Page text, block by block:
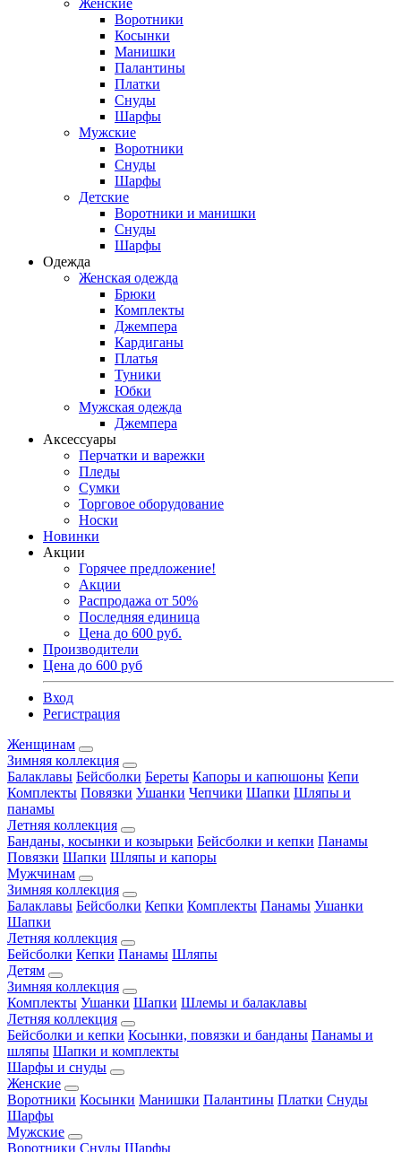
Женские
Воротники
Косынки
Манишки
Палантины
Платки
Снуды
Шарфы
Мужские
Воротники
Снуды
Шарфы
Детские
Воротники и манишки
Снуды
Шарфы
Одежда
Женская одежда
Брюки
Комплекты
Джемпера
Кардиганы
Платья
Туники
Юбки
Мужская одежда
Джемпера
Аксессуары
Перчатки и варежки
Пледы
Сумки
Торговое оборудование
Носки
Новинки
Акции
Горячее предложение!
Акции
Распродажа от 50%
Последняя единица
Цена до 600 руб.
Производители
Цена до 600 руб
Вход
Регистрация
Женщинам
Зимняя коллекция
Балаклавы Бейсболки Береты Капоры и капюшоны Кепи
Комплекты Повязки Ушанки Чепчики Шапки Шляпы и
панамы
Летняя коллекция
Банданы, косынки и козырьки Бейсболки и кепки Панамы
Повязки Шапки Шляпы и капоры
Мужчинам
Зимняя коллекция
Балаклавы Бейсболки Кепки Комплекты Панамы Ушанки
Шапки
Летняя коллекция
Бейсболки Кепки Панамы Шляпы
Детям
Зимняя коллекция
Комплекты Ушанки Шапки Шлемы и балаклавы
Летняя коллекция
Бейсболки и кепки Косынки, повязки и банданы Панамы и
шляпы Шапки и комплекты
Шарфы и снуды
Женские
Воротники Косынки Манишки Палантины Платки Снуды
Шарфы
Мужские
Воротники Снуды Шарфы